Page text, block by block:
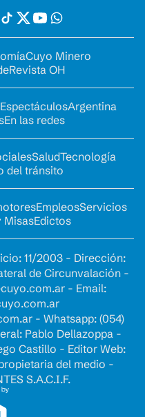
Cuyo Minero
Revista OH
EspectáculosArgentina
En las redes
SaludTecnología
del tránsito
EmpleosServicios
MisasEdictos
11/2003 - Dirección:
de Circunvalación -
- Email:
- Whatsapp: (054)
Pablo Dellazoppa -
Castillo - Editor Web:
del medio -
S.A.C.I.F.